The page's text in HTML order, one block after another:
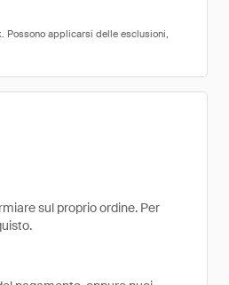
sul proprio ordine. Per